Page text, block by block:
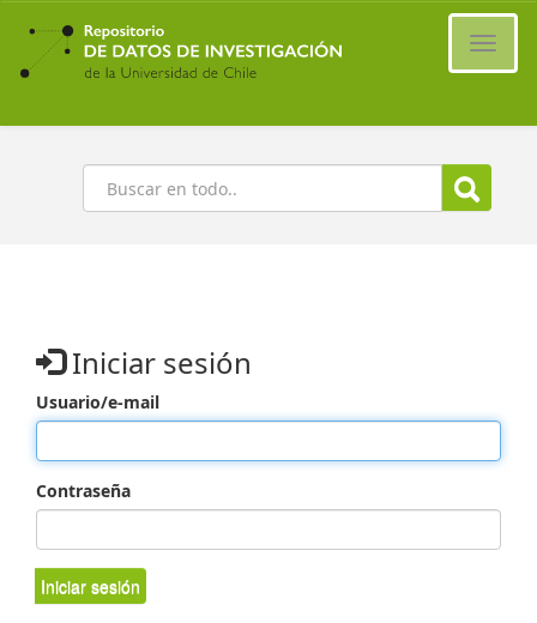
Ir
contenido
principal
Buscar
Iniciar sesión
Usuario/e-mail
Contraseña
Iniciar sesión